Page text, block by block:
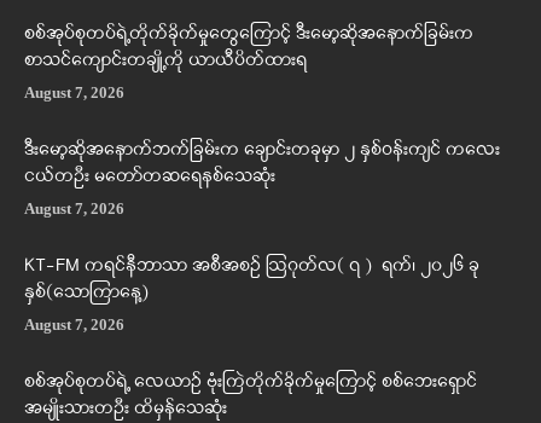
စစ်အုပ်စုတပ်ရဲ့တိုက်ခိုက်မှုတွေကြောင့် ဒီးမော့ဆိုအနောက်ခြမ်းက
စာသင်ကျောင်းတချို့ကို ယာယီပိတ်ထားရ
August 7, 2026
ဒီးမော့ဆိုအနောက်ဘက်ခြမ်းက ချောင်းတခုမှာ ၂ နှစ်ဝန်းကျင် ကလေး
ငယ်တဦး မတော်တဆရေနစ်သေဆုံး
August 7, 2026
KT-FM ကရင်နီဘာသာ အစီအစဉ် ဩဂုတ်လ( ၇ ) ရက်၊ ၂၀၂၆ ခု
နှစ်(သောကြာနေ့)
August 7, 2026
စစ်အုပ်စုတပ်ရဲ့ လေယာဉ် ဗုံးကြဲတိုက်ခိုက်မှုကြောင့် စစ်ဘေးရှောင်
အမျိုးသားတဦး ထိမှန်သေဆုံး